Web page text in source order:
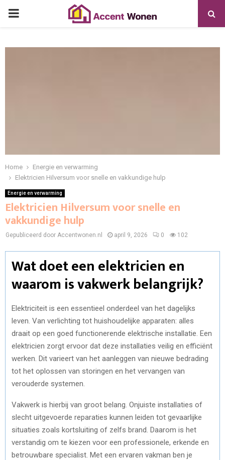
PRIMARY
Home
Energie en verwarming
Elektricien Hilversum voor snelle en vakkundige hulp
Energie en verwarming
Elektricien Hilversum voor snelle en
vakkundige hulp
Gepubliceerd door Accentwonen.nl april 9, 2026 0 102
Wat doet een elektricien en
waarom is vakwerk belangrijk?
Elektriciteit is een essentieel onderdeel van het dagelijks
leven. Van verlichting tot huishoudelijke apparaten: alles
draait op een goed functionerende elektrische installatie. Een
elektricien zorgt ervoor dat deze installaties veilig en efficiënt
werken. Dit varieert van het aanleggen van nieuwe bedrading
tot het oplossen van storingen en het vervangen van
verouderde systemen.
Vakwerk is hierbij van groot belang. Onjuiste installaties of
slecht uitgevoerde reparaties kunnen leiden tot gevaarlijke
situaties zoals kortsluiting of zelfs brand. Daarom is het
verstandig om te kiezen voor een professionele, erkende en
betrouwbare specialist. Met een ervaren vakman ben je